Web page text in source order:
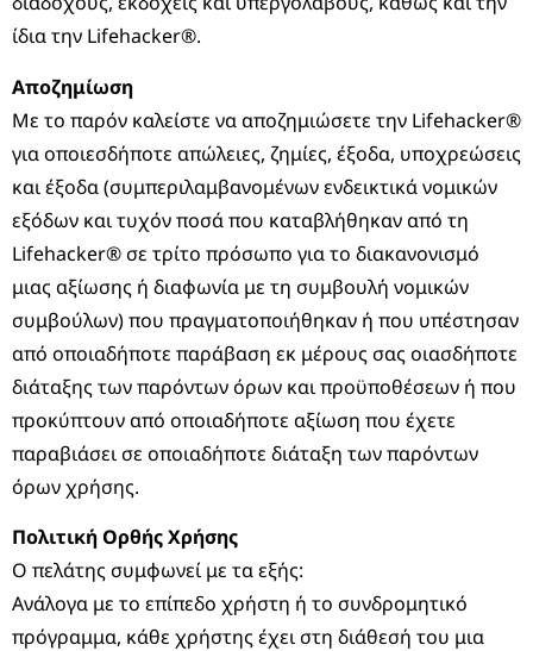
ίδια την Lifehacker®.
Αποζημίωση
Με το παρόν καλείστε να αποζημιώσετε την Lifehacker®
για οποιεσδήποτε απώλειες, ζημίες, έξοδα, υποχρεώσεις
και έξοδα (συμπεριλαμβανομένων ενδεικτικά νομικών
εξόδων και τυχόν ποσά που καταβλήθηκαν από τη
Lifehacker® σε τρίτο πρόσωπο για το διακανονισμό
μιας αξίωσης ή διαφωνία με τη συμβουλή νομικών
συμβούλων) που πραγματοποιήθηκαν ή που υπέστησαν
από οποιαδήποτε παράβαση εκ μέρους σας οιασδήποτε
διάταξης των παρόντων όρων και προϋποθέσεων ή που
προκύπτουν από οποιαδήποτε αξίωση που έχετε
παραβιάσει σε οποιαδήποτε διάταξη των παρόντων
όρων χρήσης.
Πολιτική Ορθής Χρήσης
Ο πελάτης συμφωνεί με τα εξής:
Ανάλογα με το επίπεδο χρήστη ή το συνδρομητικό
πρόγραμμα, κάθε χρήστης έχει στη διάθεσή του μια